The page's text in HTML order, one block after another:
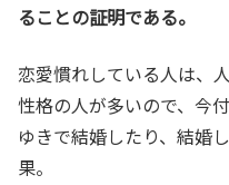
ることの証明である。
恋愛慣れしている人は、
性格の人が多いので、今
ゆきで結婚したり、結婚
果。